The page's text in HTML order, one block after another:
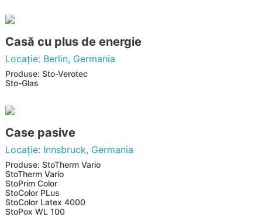
Casă cu plus de energie
Locaţie: Berlin, Germania
Produse: Sto-Verotec
Sto-Glas
Case pasive
Locaţie: Innsbruck, Germania
Produse: StoTherm Vario
StoTherm Vario
StoPrim Color
StoColor PLus
StoColor Latex 4000
StoPox WL 100